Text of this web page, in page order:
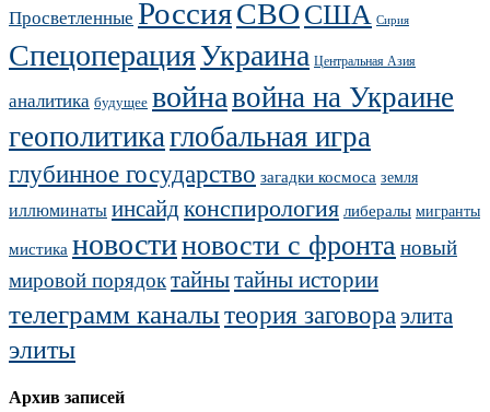
Просветленные РоссияСВОСША Сирия
СпецоперацияУкраина Центральная Азия
аналитика будущее войнавойна на Украине
геополитикаглобальная игра
глубинное государство загадки космоса земля
иллюминатыинсайдконспирология либералы мигранты
мистика новостиновости с фронта новый
мировой порядоктайнытайны истории
телеграмм каналытеория заговораэлита
элиты
Архив записей